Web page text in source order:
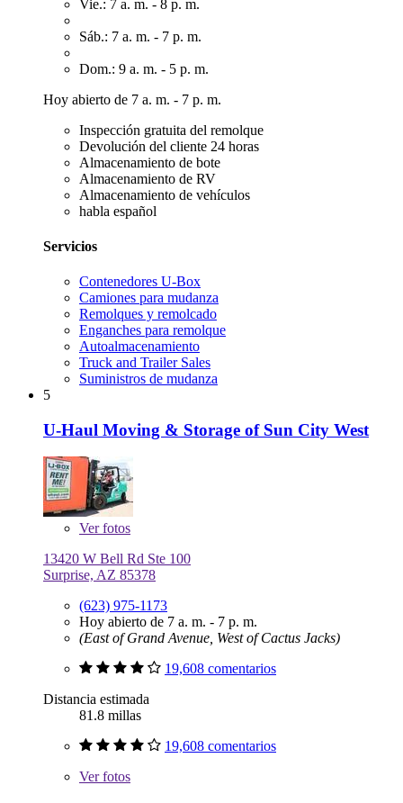
Vie.: 7 a. m. - 8 p. m.
Sáb.: 7 a. m. - 7 p. m.
Dom.: 9 a. m. - 5 p. m.
Hoy abierto de 7 a. m. - 7 p. m.
Inspección gratuita del remolque
Devolución del cliente 24 horas
Almacenamiento de bote
Almacenamiento de RV
Almacenamiento de vehículos
habla español
Servicios
Contenedores U-Box
Camiones para mudanza
Remolques y remolcado
Enganches para remolque
Autoalmacenamiento
Truck and Trailer Sales
Suministros de mudanza
5
U-Haul Moving & Storage of Sun City West
Verfotos
13420 W Bell Rd Ste 100
Surprise, AZ 85378
(623) 975-1173
Hoy abierto de 7 a. m. - 7 p. m.
(East of Grand Avenue, West of Cactus Jacks)
19,608 comentarios
Distancia estimada
81.8 millas
19,608 comentarios
Verfotos